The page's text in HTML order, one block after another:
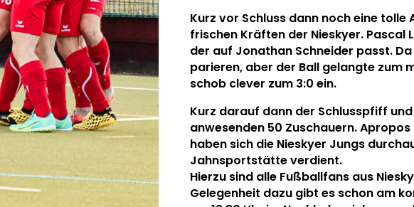
Kurz vor Schluss dann noch eine
frischen Kräften der Nieskyer. Pascal
der auf Jonathan Schneider passt.
parieren, aber der Ball gelangte zum
schob clever zum 3:0 ein.
Kurz darauf dann der Schlusspfiff
anwesenden 50 Zuschauern.
haben sich die Nieskyer Jungs
Jahnsportstätte verdient.
Hierzu sind alle Fußballfans aus
Gelegenheit dazu gibt es schon am